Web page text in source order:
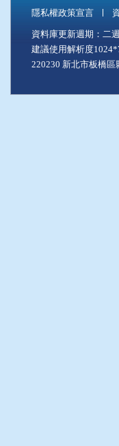
隱私權政策宣言
資料庫更新週期：二
建議使用解析度
220230 新北市板橋